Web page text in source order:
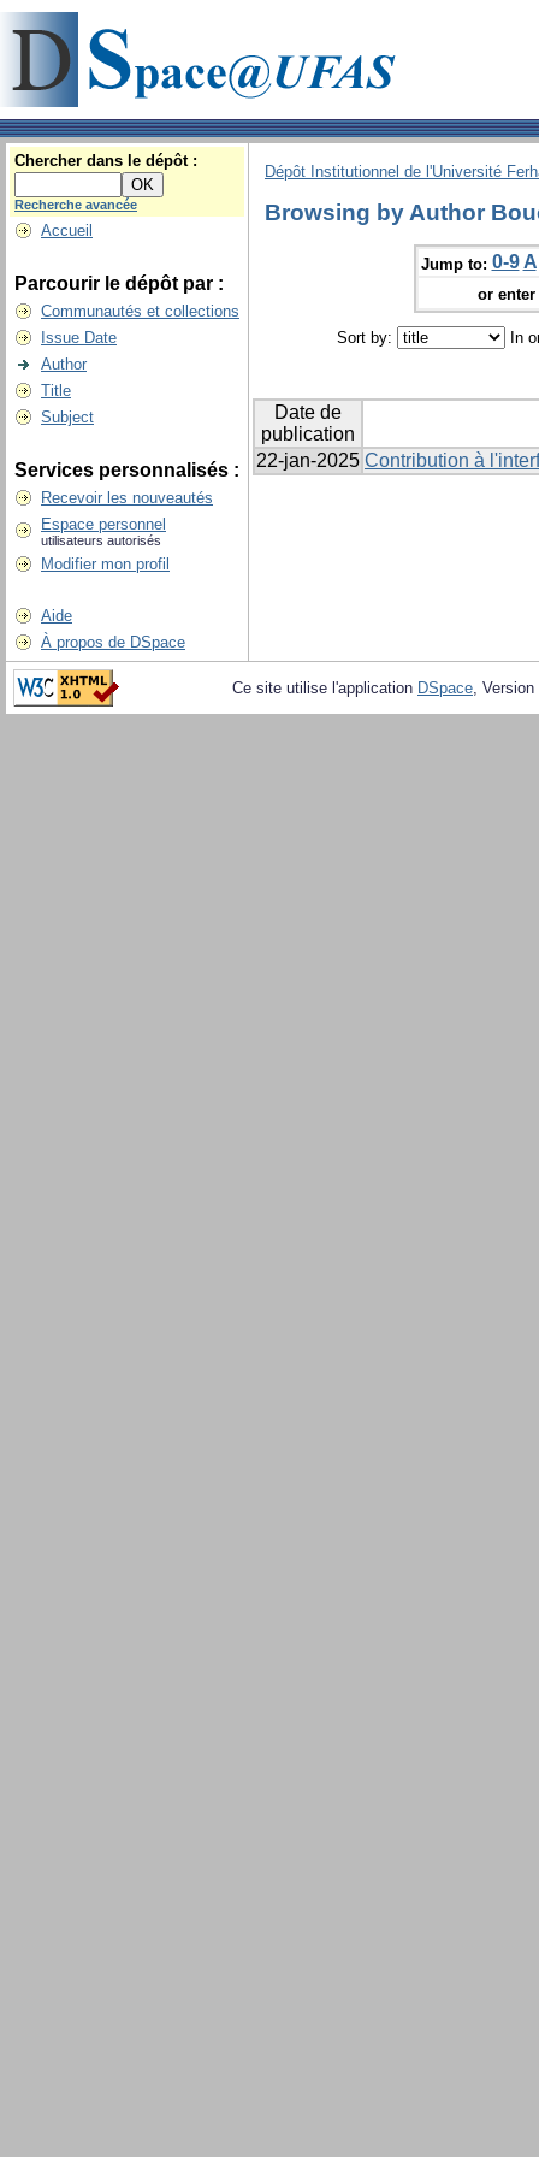
Chercher dans le dépôt :
Recherche avancée
Accueil
Parcourir le dépôt par :
Communautés et collections
Issue Date
Author
Title
Subject
Services personnalisés :
Recevoir les nouveautés
Espace personnel
utilisateurs autorisés
Modifier mon profil
Aide
À propos de DSpace
Dépôt Institutionnel de l'Université
Browsing by Author
Jump to: 0-9 A
or
Sort by: In
Date de
publication
22-jan-2025 Contribution à
Ce site utilise l'application DSpace,